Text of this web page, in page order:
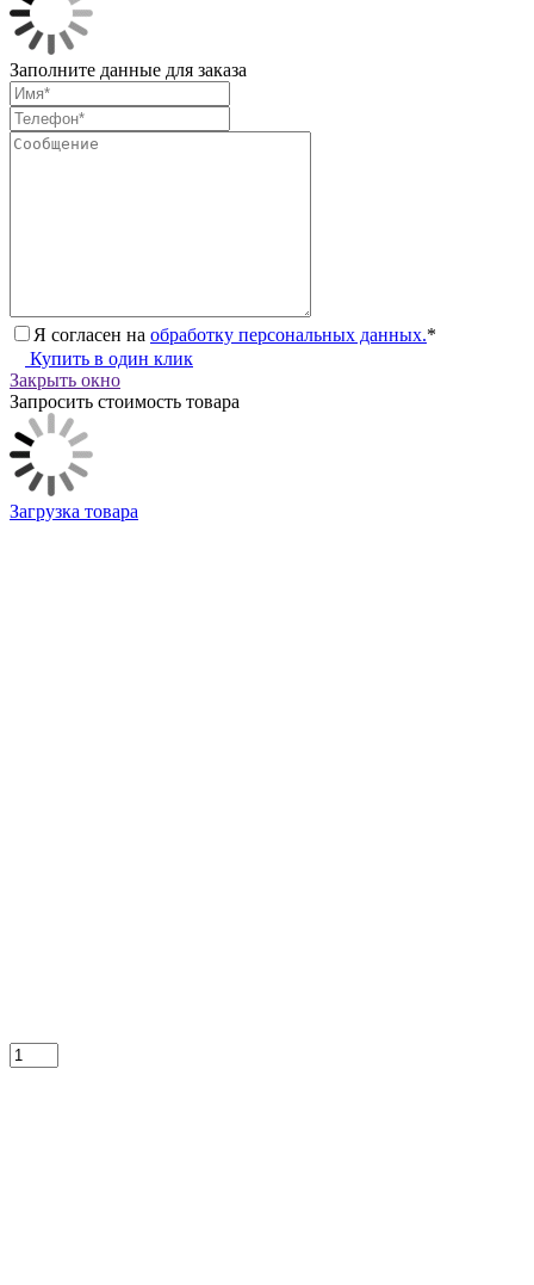
Заполните данные для заказа
Я согласен на обработку персональных данных.*
Купить в один клик
Закрыть окно
Запросить стоимость товара
Загрузка товара